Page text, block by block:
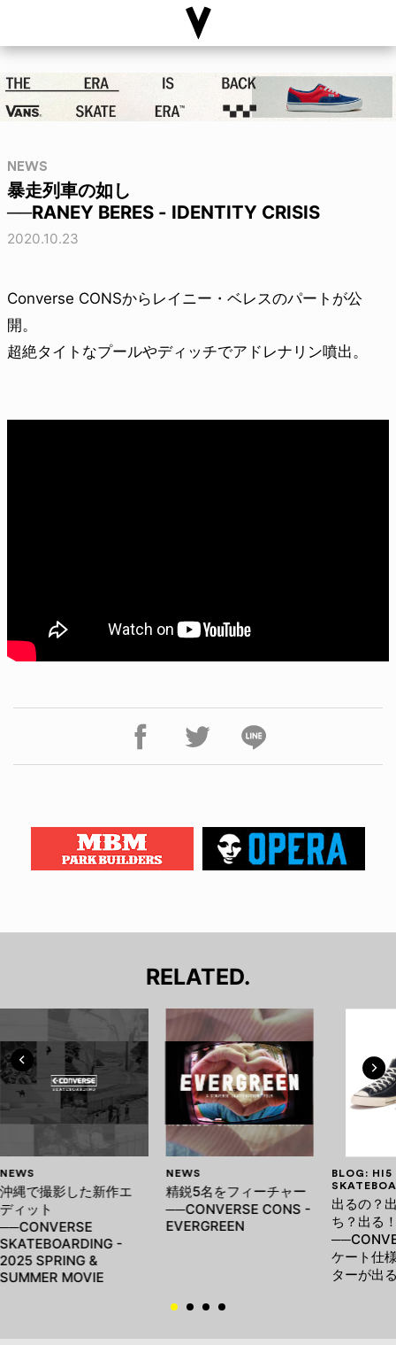
NEWS
暴走列車の如し
──RANEY BERES - IDENTITY CRISIS
2020.10.23
Converse CONSからレイニー・ベレスのパートが公
開。
超絶タイトなプールやディッチでアドレナリン噴出。
RELATED.
NEWS
沖縄で撮影した新作エ
ディット
──CONVERSE
SKATEBOARDING -
2025 SPRING &
SUMMER MOVIE
NEWS
精鋭5名をフィーチャー
──CONVERSE CONS -
EVERGREEN
BLOG: HI5
出るの？
ち？出る
ケート仕
ターが出